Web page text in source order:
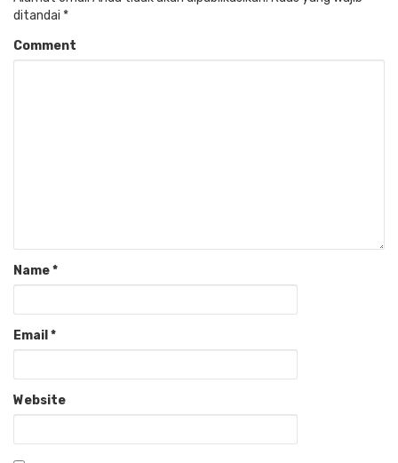
ditandai *
Comment
Name*
Email *
Website